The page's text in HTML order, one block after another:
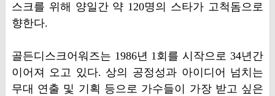
스크를 위해 양일간 약 120명의 스타가 고척돔으로
향한다.
골든디스크어워즈는 1986년 1회를 시작으로 34년간
이어져 오고 있다. 상의 공정성과 아이디어 넘치는
무대 연출 및 기획 등으로 가수들이 가장 받고 싶은